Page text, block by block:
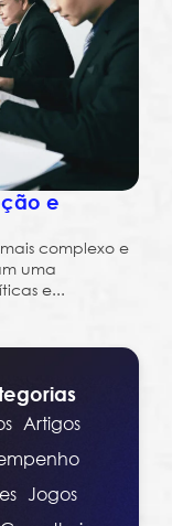
e
complexo e
uma
e...
Artigos
Jogos